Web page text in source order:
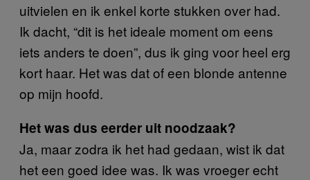
uitvielen en ik enkel korte stukken over had.
Ik dacht, “dit is het ideale moment om eens
iets anders te doen”, dus ik ging voor heel erg
kort haar. Het was dat of een blonde antenne
op mijn hoofd.
Het was dus eerder uit noodzaak?
Ja, maar zodra ik het had gedaan, wist ik dat
het een goed idee was. Ik was vroeger echt